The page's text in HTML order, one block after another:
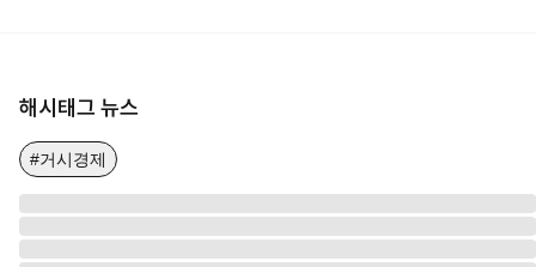
해시태그 뉴스
#거시경제